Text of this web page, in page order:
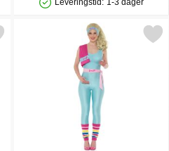
Produkttilgjengelighet: På lager
Leveringstid: 1-3 dager
som favorittMerk barbie Trening